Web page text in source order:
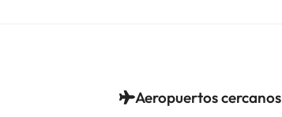
Aeropuertos cercanos